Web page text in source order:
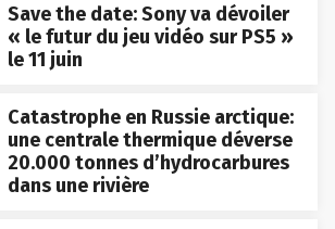
Save the date: Sony va dévoiler
« le futur du jeu vidéo sur PS5 »
le 11 juin
Catastrophe en Russie arctique:
une centrale thermique déverse
20.000 tonnes d’hydrocarbures
dans une rivière